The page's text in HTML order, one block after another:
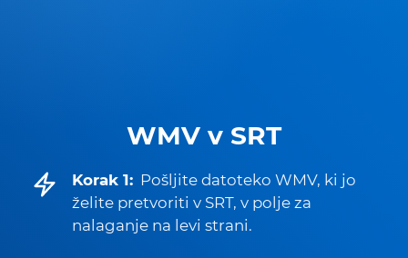
WMV v SRT
Korak 1: Pošljite datoteko WMV, ki jo
želite pretvoriti v SRT, v polje za
nalaganje na levi strani.